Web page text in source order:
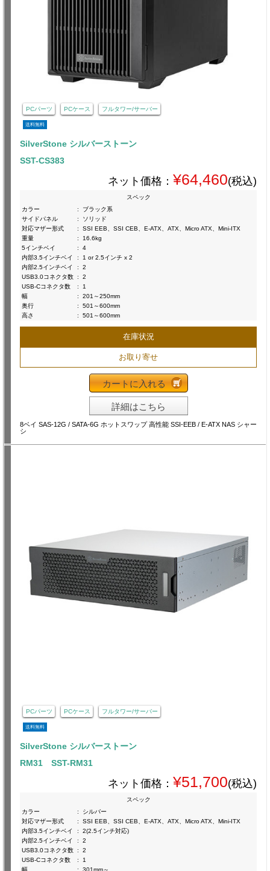
PCパーツ PCケース フルタワー/サーバー
送料無料
SilverStone シルバーストーン
SST-CS383
ネット価格： ¥64,460(税込)
スペック
カラー
:
ブラック系
サイドパネル
:
ソリッド
対応マザー形式
:
SSI EEB、SSI CEB、E-ATX、ATX、Micro ATX、Mini-ITX
重量
:
16.6kg
5インチベイ
:
4
内部3.5インチベイ
:
1 or 2.5インチ x 2
内部2.5インチベイ
:
2
USB3.0コネクタ数 :
2
USB-Cコネクタ数
:
1
幅
:
201～250mm
奥行
:
501～600mm
高さ
: 501～600mm
在庫状況
お取り寄せ
カートに入れる
詳細はこちら
8ベイ SAS-12G / SATA-6G ホットスワップ 高性能 SSI-EEB / E-ATX NAS シャー
シ
PCパーツ PCケース フルタワー/サーバー
送料無料
SilverStone シルバーストーン
RM31 SST-RM31
ネット価格： ¥51,700(税込)
スペック
カラー
:
シルバー
対応マザー形式
:
SSI EEB、SSI CEB、E-ATX、ATX、Micro ATX、Mini-ITX
内部3.5インチベイ
:
2(2.5インチ対応)
内部2.5インチベイ
:
2
USB3.0コネクタ数 :
2
USB-Cコネクタ数
:
1